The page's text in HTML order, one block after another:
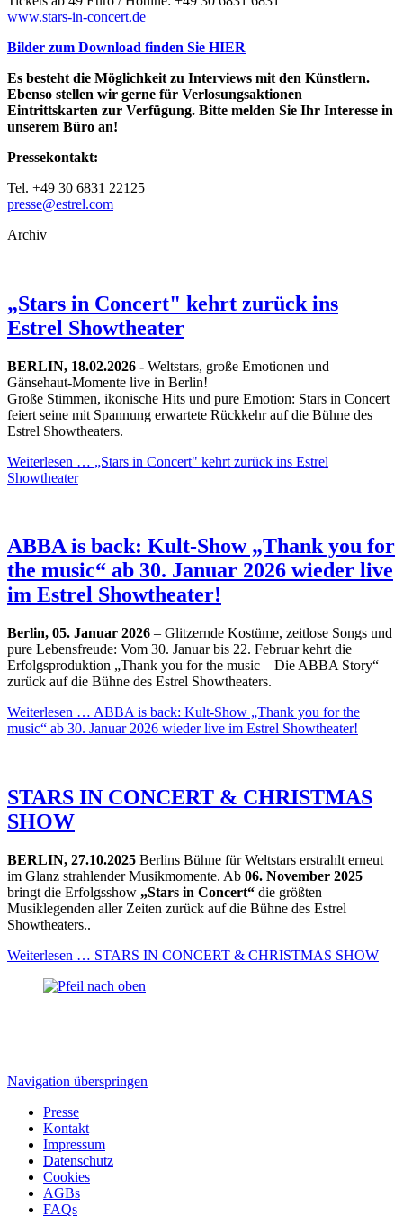
www.stars-in-concert.de
Bilder zum Download finden Sie HIER
Es besteht die Möglichkeit zu Interviews mit den Künstlern.
Ebenso stellen wir gerne für Verlosungsaktionen
Eintrittskarten zur Verfügung. Bitte melden Sie Ihr Interesse in
unserem Büro an!
Pressekontakt:
Tel. +49 30 6831 22125
presse@estrel.com
Archiv
„Stars in Concert" kehrt zurück ins
Estrel Showtheater
BERLIN, 18.02.2026 - Weltstars, große Emotionen und
Gänsehaut-Momente live in Berlin!
Große Stimmen, ikonische Hits und pure Emotion: Stars in Concert
feiert seine mit Spannung erwartete Rückkehr auf die Bühne des
Estrel Showtheaters.
Weiterlesen … „Stars in Concert" kehrt zurück ins Estrel
Showtheater
ABBA is back: Kult-Show „Thank you for
the music“ ab 30. Januar 2026 wieder live
im Estrel Showtheater!
Berlin, 05. Januar 2026 – Glitzernde Kostüme, zeitlose Songs und
pure Lebensfreude: Vom 30. Januar bis 22. Februar kehrt die
Erfolgsproduktion „Thank you for the music – Die ABBA Story“
zurück auf die Bühne des Estrel Showtheaters.
Weiterlesen … ABBA is back: Kult-Show „Thank you for the
music“ ab 30. Januar 2026 wieder live im Estrel Showtheater!
STARS IN CONCERT & CHRISTMAS
SHOW
BERLIN, 27.10.2025 Berlins Bühne für Weltstars erstrahlt erneut
im Glanz strahlender Musikmomente. Ab 06. November 2025
bringt die Erfolgsshow „Stars in Concert“ die größten
Musiklegenden aller Zeiten zurück auf die Bühne des Estrel
Showtheaters..
Weiterlesen … STARS IN CONCERT & CHRISTMAS SHOW
Navigation überspringen
Presse
Kontakt
Impressum
Datenschutz
Cookies
AGBs
FAQs